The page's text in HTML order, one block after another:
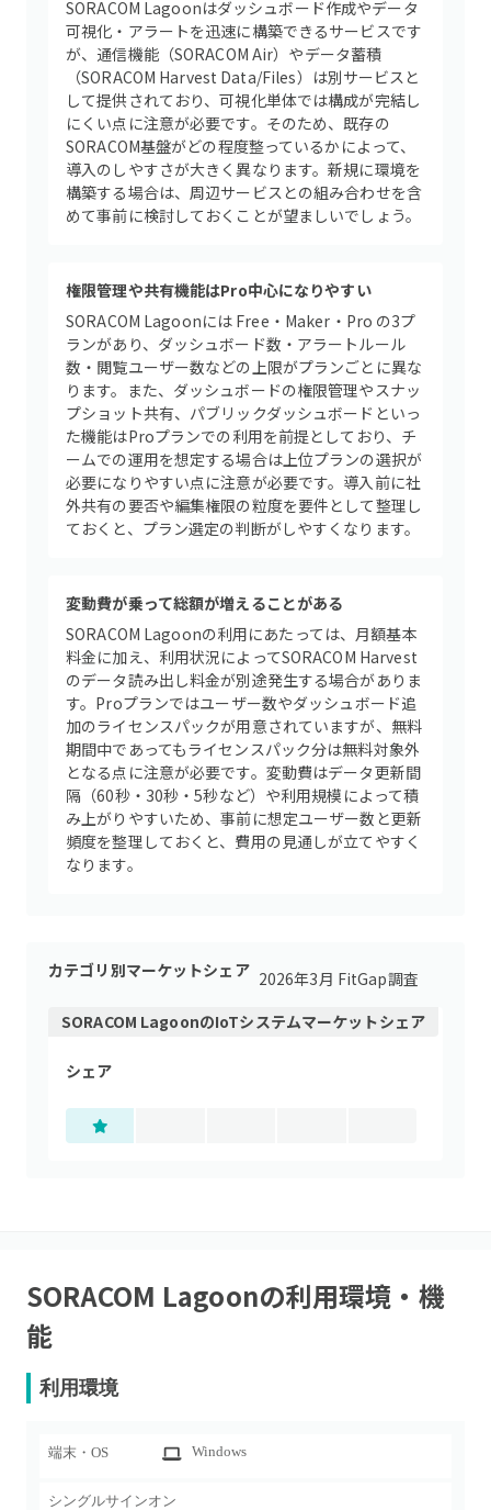
SORACOM Lagoonはダッシュボード作成やデータ
可視化・アラートを迅速に構築できるサービスです
が、通信機能（SORACOM Air）やデータ蓄積
（SORACOM Harvest Data/Files）は別サービスと
して提供されており、可視化単体では構成が完結し
にくい点に注意が必要です。そのため、既存の
SORACOM基盤がどの程度整っているかによって、
導入のしやすさが大きく異なります。新規に環境を
構築する場合は、周辺サービスとの組み合わせを含
めて事前に検討しておくことが望ましいでしょう。
権限管理や共有機能はPro中心になりやすい
SORACOM Lagoonには Free・Maker・Pro の3プ
ランがあり、ダッシュボード数・アラートルール
数・閲覧ユーザー数などの上限がプランごとに異な
ります。また、ダッシュボードの権限管理やスナッ
プショット共有、パブリックダッシュボードといっ
た機能はProプランでの利用を前提としており、チ
ームでの運用を想定する場合は上位プランの選択が
必要になりやすい点に注意が必要です。導入前に社
外共有の要否や編集権限の粒度を要件として整理し
ておくと、プラン選定の判断がしやすくなります。
変動費が乗って総額が増えることがある
SORACOM Lagoonの利用にあたっては、月額基本
料金に加え、利用状況によってSORACOM Harvest
のデータ読み出し料金が別途発生する場合がありま
す。Proプランではユーザー数やダッシュボード追
加のライセンスパックが用意されていますが、無料
期間中であってもライセンスパック分は無料対象外
となる点に注意が必要です。変動費はデータ更新間
隔（60秒・30秒・5秒など）や利用規模によって積
み上がりやすいため、事前に想定ユーザー数と更新
頻度を整理しておくと、費用の見通しが立てやすく
なります。
カテゴリ別マーケットシェア 2026年3月 FitGap調査
SORACOM LagoonのIoTシステムマーケットシェア
シェア
SORACOM Lagoonの利用環境・機
能
利用環境
端末・OS Windows
シングルサインオン